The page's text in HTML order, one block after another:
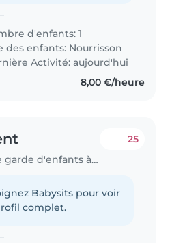
d'enfants: 1
des enfants: Nourrisson
Activité: aujourd'hui
8,00 €/heure
Job de garde d'enfants à Clermont-Ferrand
25
Babysits pour voir
complet.